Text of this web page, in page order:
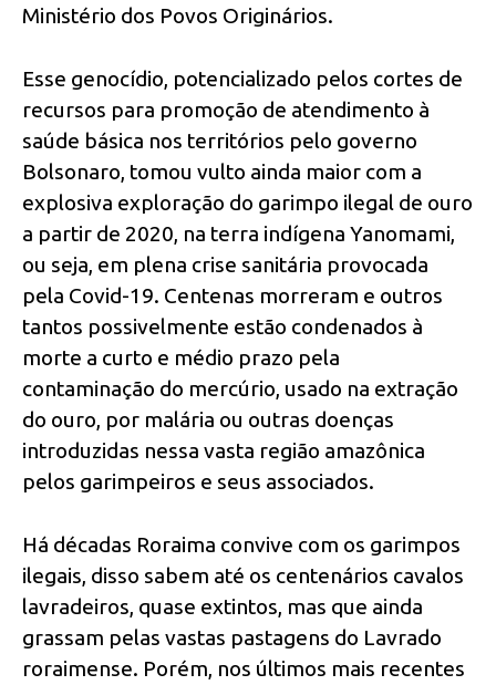
Ministério dos Povos Originários.
Esse genocídio, potencializado pelos cortes de
recursos para promoção de atendimento à
saúde básica nos territórios pelo governo
Bolsonaro, tomou vulto ainda maior com a
explosiva exploração do garimpo ilegal de ouro
a partir de 2020, na terra indígena Yanomami,
ou seja, em plena crise sanitária provocada
pela Covid-19. Centenas morreram e outros
tantos possivelmente estão condenados à
morte a curto e médio prazo pela
contaminação do mercúrio, usado na extração
do ouro, por malária ou outras doenças
introduzidas nessa vasta região amazônica
pelos garimpeiros e seus associados.
Há décadas Roraima convive com os garimpos
ilegais, disso sabem até os centenários cavalos
lavradeiros, quase extintos, mas que ainda
grassam pelas vastas pastagens do Lavrado
roraimense. Porém, nos últimos mais recentes